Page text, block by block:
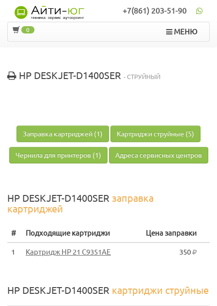
+7(861) 203-51-90
МЕНЮ
0
HP DESKJET-D1400SER - СТРУЙНЫЙ
Заправка картриджей (1) Картриджи струйные (5)
Чернила для принтеров (1) Адреса сервисных центров
HP DESKJET-D1400SER заправка
картриджей
# Подходящие картриджи Цена заправки
1 Картридж HP 21 C9351AE 350
HP DESKJET-D1400SER картриджи струйные